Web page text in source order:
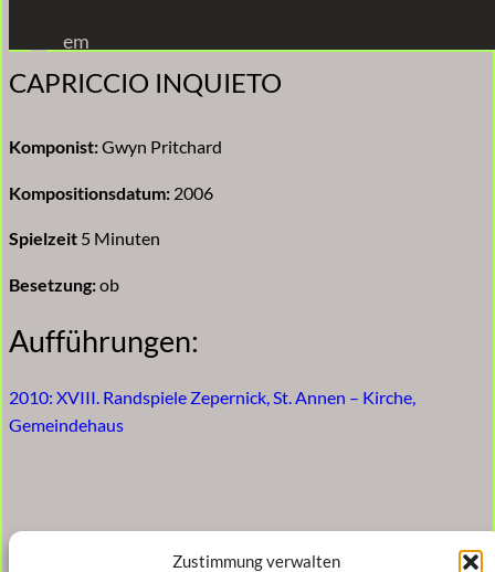
Zustimmung verwalten
Inhalt
springen
em
CAPRICCIO INQUIETO
Komponist:Gwyn Pritchard
Kompositionsdatum: 2006
Spielzeit 5 Minuten
Besetzung:ob
Aufführungen:
2010: XVIII. Randspiele Zepernick, St. Annen – Kirche,
Gemeindehaus